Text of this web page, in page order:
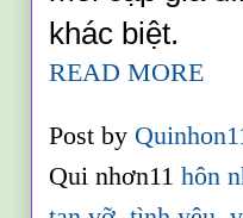
khác biệt.
READ MORE
Post by
Qui nhơn11hôn